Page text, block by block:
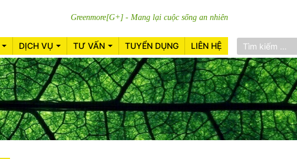
Greenmore[G+] - Mang lại cuộc sống an nhiên
DỊCH VỤ TƯ VẤN TUYỂN DỤNG LIÊN HỆ